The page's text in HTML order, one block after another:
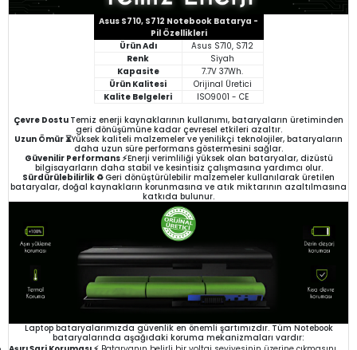
Asus S710, S712 Notebook Batarya -
Pil Özellikleri
Ürün Adı
Asus S710, S712
Renk
Siyah
Kapasite
7.7V 37Wh.
Ürün Kalitesi
Orijinal Üretici
Kalite Belgeleri
ISO9001 - CE
Çevre Dostu Temiz enerji kaynaklarının kullanımı, bataryaların üretiminden
geri dönüşümüne kadar çevresel etkileri azaltır.
Uzun Ömür ⏳Yüksek kaliteli malzemeler ve yenilikçi teknolojiler, bataryaların
daha uzun süre performans göstermesini sağlar.
Güvenilir Performans ⚡Enerji verimliliği yüksek olan bataryalar, dizüstü
bilgisayarların daha stabil ve kesintisiz çalışmasına yardımcı olur.
Sürdürülebilirlik ♻️Geri dönüştürülebilir malzemeler kullanılarak üretilen
bataryalar, doğal kaynakların korunmasına ve atık miktarının azaltılmasına
katkıda bulunur.
Laptop bataryalarımızda güvenlik en önemli şartımızdır. Tüm Notebook
bataryalarında aşağıdaki koruma mekanizmaları vardır: